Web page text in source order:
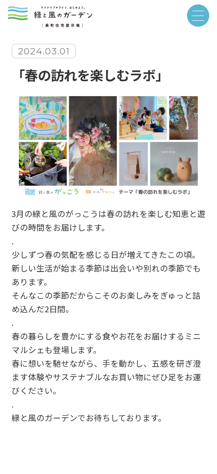
2024.03.01
「春の訪れを楽しむラボ」
3月の緑と風のがっこうは春の訪れを楽しむ知恵と遊
びの時間をお届けします。
.
少しずつ春の気配を感じる日が増えてきたこの頃。
新しい生活が始まる季節は出会いや別れの季節でも
あります。
そんなこの季節だからこそのお楽しみをぎゅっと詰
め込んだ2日間。
.
春の暮らしを豊かにする食やお花をお届けするミニ
マルシェも登場します。
春に想いを馳せながら、手を動かし、五感を研ぎ澄
ます体験やサステナブルなお買い物にぜひ足をお運
びください。
.
緑と風のガーデンでお待ちしております。